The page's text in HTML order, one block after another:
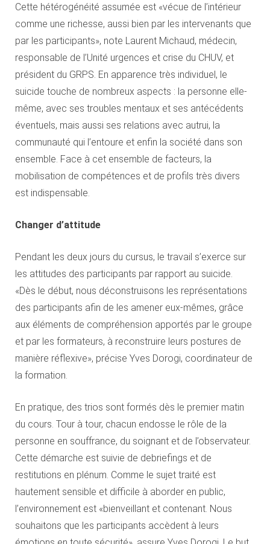
Cette hétérogénéité assumée est «vécue de l’intérieur
comme une richesse, aussi bien par les intervenants que
par les participants», note Laurent Michaud, médecin,
responsable de l’Unité urgences et crise du CHUV, et
président du GRPS. En apparence très individuel, le
suicide touche de nombreux aspects : la personne elle-
même, avec ses troubles mentaux et ses antécédents
éventuels, mais aussi ses relations avec autrui, la
communauté qui l’entoure et enfin la société dans son
ensemble. Face à cet ensemble de facteurs, la
mobilisation de compétences et de profils très divers
est indispensable.
Changer d’attitude
Pendant les deux jours du cursus, le travail s’exerce sur
les attitudes des participants par rapport au suicide.
«Dès le début, nous déconstruisons les représentations
des participants afin de les amener eux-mêmes, grâce
aux éléments de compréhension apportés par le groupe
et par les formateurs, à reconstruire leurs postures de
manière réflexive», précise Yves Dorogi, coordinateur de
la formation.
En pratique, des trios sont formés dès le premier matin
du cours. Tour à tour, chacun endosse le rôle de la
personne en souffrance, du soignant et de l’observateur.
Cette démarche est suivie de debriefings et de
restitutions en plénum. Comme le sujet traité est
hautement sensible et difficile à aborder en public,
l’environnement est «bienveillant et contenant. Nous
souhaitons que les participants accèdent à leurs